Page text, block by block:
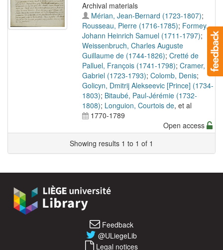
Archival materials
Mérian, Jean-Bernard (1723-1807);
Rousseau, Pierre (1716-1785); Formey,
Johann Heinrich Samuel (1711-1797);
Weissenbruch, Charles Auguste
Guillaume de (1744-1826); Cretté de
Palluel, François (1741-1798); Cramer,
Gabriel (1723-1793); Colomb, Denis;
Golicyn, Dmitrij Alekseevic [Prince] (1734-
1803); Bitaubé, Paul-Jérémie (1732-
1808); Longuion, Courtois de, et al
1770-1789
Open access
Showing results 1 to 1 of 1
Feedback
@ULiegeLib
Legal notices